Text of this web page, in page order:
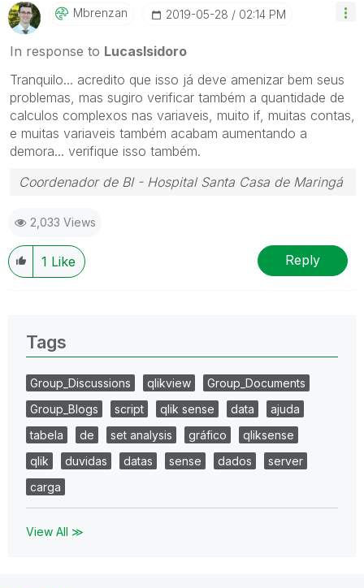
Mbrenzan ‎2019-05-28 02:14 PM
In response to LucasIsidoro
Tranquilo... acredito que isso já deve amenizar bem seus
problemas, mas sugiro verificar também a quantidade de
calculos complexos nas variaveis, muito if, muitas contas,
e muitas variaveis também acabam aumentando a
demora... verifique isso também.
Coordenador de BI - Hospital Santa Casa de Maringá
2,033 Views
1 Like Reply
Tags
Group_Discussions qlikview
Group_Documents
Group_Blogs
script qlik sense data
ajuda
tabela
de set analysis gráfico
qliksense
qlik
duvidas datas sense dados
server
carga
View All ≫